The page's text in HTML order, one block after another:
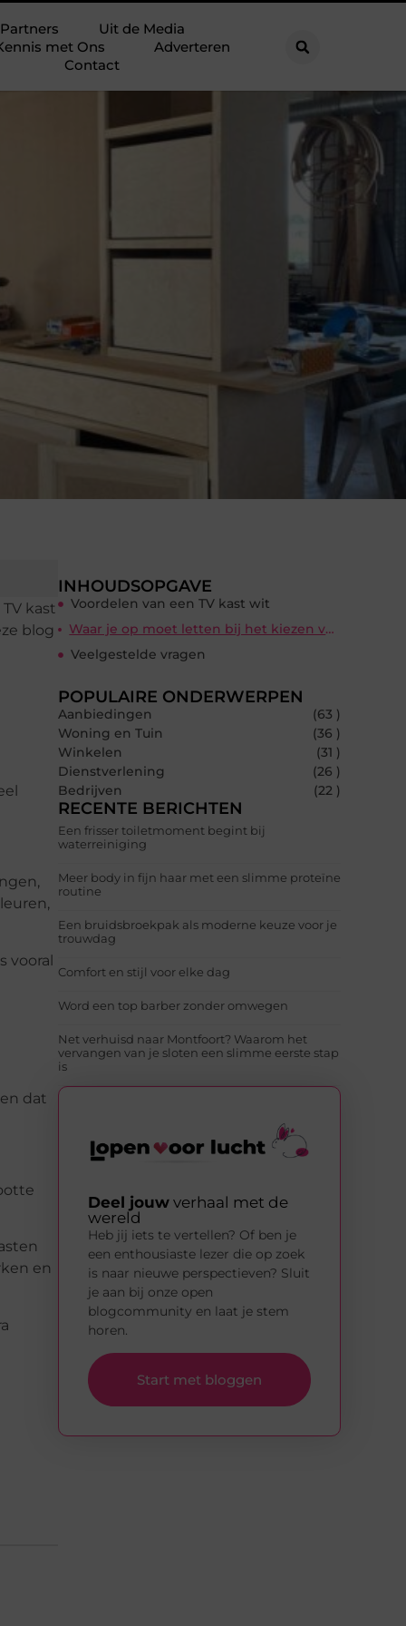
Partners
Uit de Media
met Ons
Adverteren
Contact
kast
blog
vooral
dat
en
INHOUDSOPGAVE
Voordelen van een TV kast wit
Waar je op moet letten bij het kiezen van een TV kast wit
Veelgestelde vragen
POPULAIRE ONDERWERPEN
Aanbiedingen
(63 )
Woning en Tuin
(36 )
Winkelen
(31 )
Dienstverlening
(26 )
Bedrijven
(22 )
RECENTE BERICHTEN
Een frisser toiletmoment begint bij
waterreiniging
Meer body in fijn haar met een slimme proteïne
routine
Een bruidsbroekpak als moderne keuze voor je
trouwdag
Comfort en stijl voor elke dag
Word een top barber zonder omwegen
Net verhuisd naar Montfoort? Waarom het
vervangen van je sloten een slimme eerste stap
is
Deel jouw verhaal met de
wereld
Heb jij iets te vertellen? Of ben je
een enthousiaste lezer die op zoek
is naar nieuwe perspectieven? Sluit
je aan bij onze open
blogcommunity en laat je stem
horen.
Start met bloggen